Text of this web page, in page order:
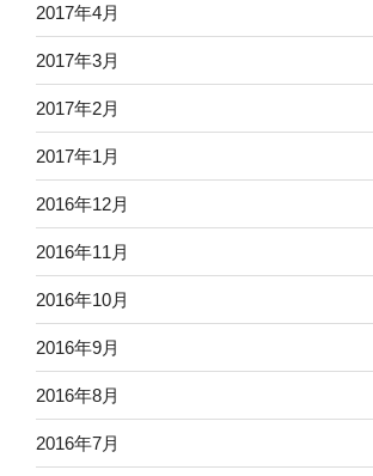
2017年4月
2017年3月
2017年2月
2017年1月
2016年12月
2016年11月
2016年10月
2016年9月
2016年8月
2016年7月